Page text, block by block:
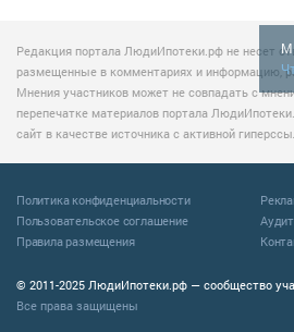
Редакция портала ЛюдиИпотеки.рф не несет
размещенные в комментариях и информацию,
Мнения участников может не совпадать с
перепечатке материалов портала
сайт в качестве источника с активной
© 2011-2025 ЛюдиИпотеки.рф — сообщество
Все права защищены
Политика конфиденциальности
Пользовательское соглашение
Правила размещения